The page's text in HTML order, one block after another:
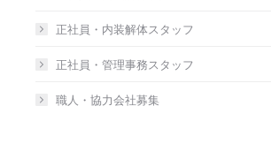
正社員・内装解体スタッフ
正社員・管理事務スタッフ
職人・協力会社募集